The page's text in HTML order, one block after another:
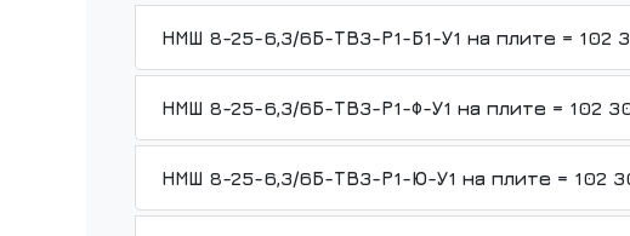
НМШ 8-25-6,3/6Б-ТВ3-Р1-Б1-
НМШ 8-25-6,3/6Б-ТВ3-Р1-Ф-У1 на
НМШ 8-25-6,3/6Б-ТВ3-Р1-Ю-У1